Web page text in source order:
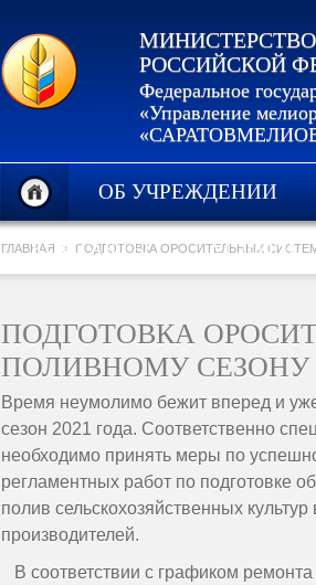
РОССИЙСКОЙ
Федеральное
«Управление
ОБ УЧРЕЖДЕНИИ
КОНТАКТЫ УСЛУГИ
ГЛАВНАЯ ПОДГОТОВКА ОРОСИТЕЛЬНЫХ
ПОДГОТОВКА
ПОЛИВНОМУ СЕЗОНУ
Время неумолимо бежит вперед и
сезон 2021 года. Соответственно
необходимо принять меры по
регламентных работ по подготовке
полив сельскохозяйственных
производителей.
В соответствии с графиком